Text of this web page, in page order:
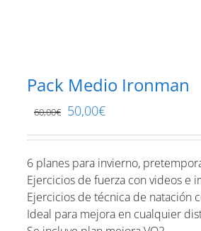
Pack Medio Ironman
60,00€ 50,00€
6 planes para invierno,
Ejercicios de fuerza con videos e
Ejercicios de técnica de natación
Ideal para mejora en cualquier